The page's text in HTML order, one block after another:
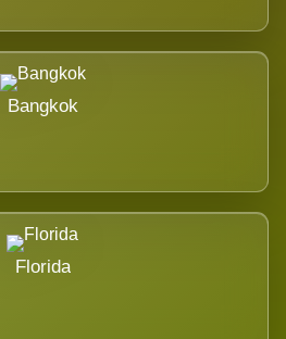
Bangkok
Florida